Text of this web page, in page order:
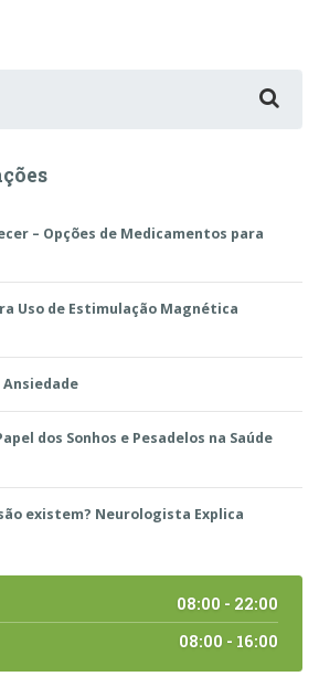
– Opções de Medicamentos para
Uso de Estimulação Magnética
Ansiedade
dos Sonhos e Pesadelos na Saúde
existem? Neurologista Explica
08:00 - 22:00
08:00 - 16:00